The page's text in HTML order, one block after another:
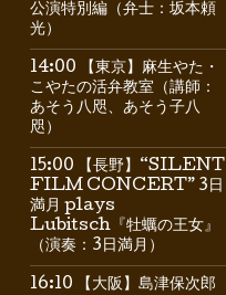
公演特別編（弁士：坂本頼
光）
14:00 【東京】麻生やた・
こやたの活弁教室（講師：
あそう八咫、あそう子八
咫）
15:00 【長野】“SILENT
FILM CONCERT” 3日
満月 plays
Lubitsch『牡蠣の王女』
（演奏：3日満月）
16:10 【大阪】島津保次郎